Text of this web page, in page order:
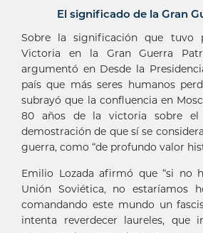
El significado de la Gran
Sobre la significación que tuvo
Victoria en la Gran Guerra
argumentó en Desde la
país que más seres humanos
subrayó que la confluencia en
80 años de la victoria sobre el
demostración de que sí se
guerra, como “de profundo valor
Emilio Lozada afirmó que “si no
Unión Soviética, no estaríamos
comandando este mundo un
intenta reverdecer laureles, que